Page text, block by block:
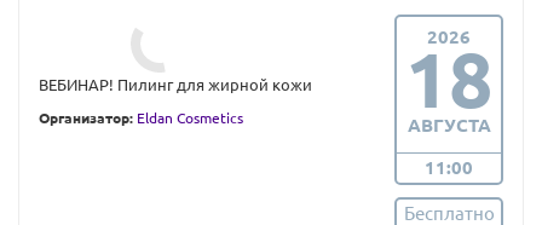
ВЕБИНАР! Пилинг для жирной кожи
Организатор: Eldan Cosmetics
2026
18
АВГУСТА
11:00
Бесплатно